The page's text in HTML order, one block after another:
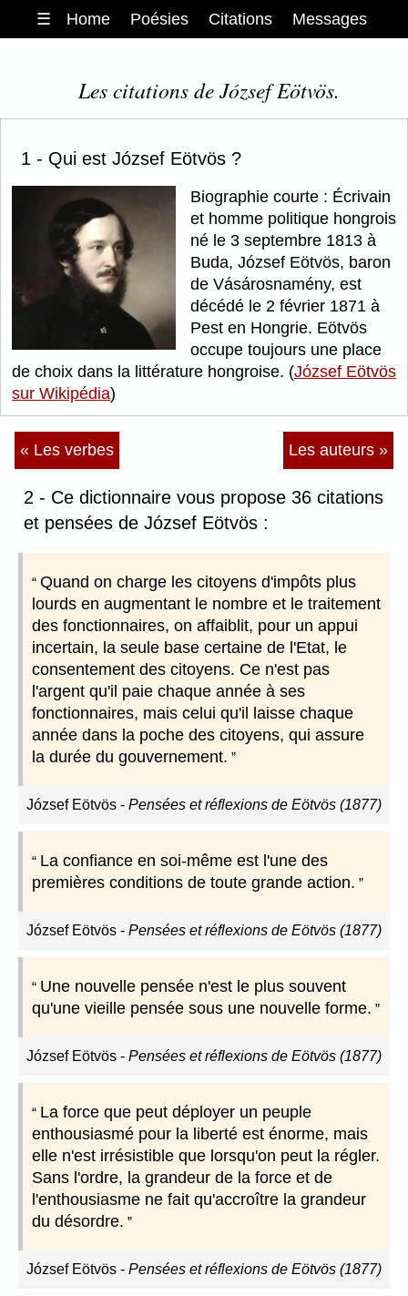
☰ Home Poésies Citations Messages
Les citations de József Eötvös.
1 - Qui est József Eötvös ?
Biographie courte : Écrivain
et homme politique hongrois
né le 3 septembre 1813 à
Buda, József Eötvös, baron
de Vásárosnamény, est
décédé le 2 février 1871 à
Pest en Hongrie. Eötvös
occupe toujours une place
de choix dans la littérature hongroise. (József Eötvös
sur Wikipédia)
« Les verbes Les auteurs »
2 - Ce dictionnaire vous propose 36 citations
et pensées de József Eötvös :
Quand on charge les citoyens d'impôts plus
lourds en augmentant le nombre et le traitement
des fonctionnaires, on affaiblit, pour un appui
incertain, la seule base certaine de l'Etat, le
consentement des citoyens. Ce n'est pas
l'argent qu'il paie chaque année à ses
fonctionnaires, mais celui qu'il laisse chaque
année dans la poche des citoyens, qui assure
la durée du gouvernement.
József Eötvös - Pensées et réflexions de Eötvös (1877)
La confiance en soi-même est l'une des
premières conditions de toute grande action.
József Eötvös - Pensées et réflexions de Eötvös (1877)
Une nouvelle pensée n'est le plus souvent
qu'une vieille pensée sous une nouvelle forme.
József Eötvös - Pensées et réflexions de Eötvös (1877)
La force que peut déployer un peuple
enthousiasmé pour la liberté est énorme, mais
elle n'est irrésistible que lorsqu'on peut la régler.
Sans l'ordre, la grandeur de la force et de
l'enthousiasme ne fait qu'accroître la grandeur
du désordre.
József Eötvös - Pensées et réflexions de Eötvös (1877)